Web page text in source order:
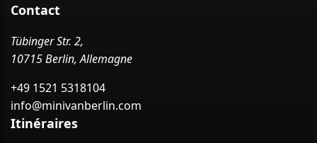
Contact
Tübinger Str. 2,
10715 Berlin, Allemagne
+49 1521 5318104
info@minivanberlin.com
Itinéraires